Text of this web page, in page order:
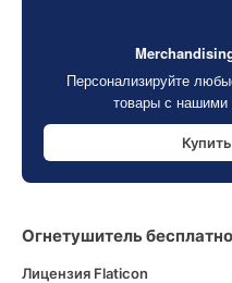
Персонализируйте
товары с нашими
Огнетушитель
Лицензия Flaticon